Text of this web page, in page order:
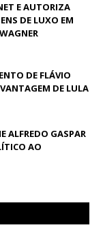
E AUTORIZA
DE LUXO EM
DE FLÁVIO
DE LULA
ALFREDO GASPAR
AO